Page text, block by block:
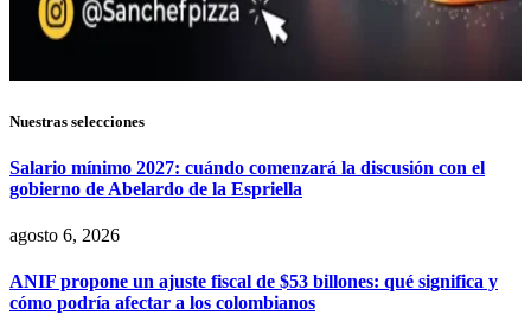
Nuestras selecciones
Salario mínimo 2027: cuándo comenzará la discusión con el
gobierno de Abelardo de la Espriella
agosto 6, 2026
ANIF propone un ajuste fiscal de $53 billones: qué significa y
cómo podría afectar a los colombianos